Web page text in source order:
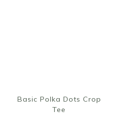
Basic Polka Dots Crop
Tee